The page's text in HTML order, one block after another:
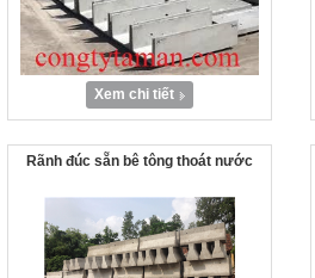
Xem chi tiết
Rãnh đúc sẵn bê tông thoát nước